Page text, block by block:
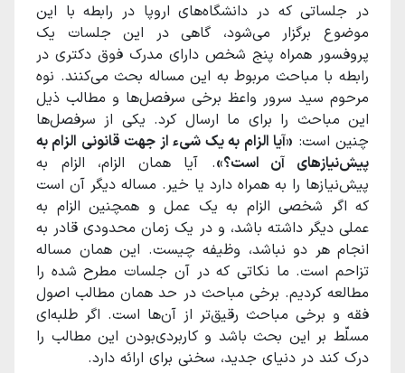
در جلساتی که در دانشگاه‌های اروپا در رابطه با این
موضوع برگزار می‌شود، گاهی در این جلسات یک
پروفسور همراه پنج شخص دارای مدرک فوق دکتری در
رابطه با مباحث مربوط به این مساله بحث می‌کنند. نوه
مرحوم سید سرور واعظ برخی سرفصل‌ها و مطالب ذیل
این مباحث را برای ما ارسال کرد. یکی از سرفصل‌ها
چنین است: «آیا الزام به یک شیء از جهت قانونی الزام به
پیش‌نیازهای آن است؟». آیا همان الزام، الزام به
پیش‌نیازها را به همراه دارد یا خیر. مساله دیگر آن است
که اگر شخصی الزام به یک عمل و همچنین الزام به
عملی دیگر داشته باشد، و در یک زمان محدودی قادر به
انجام هر دو نباشد، وظیفه چیست. این همان مساله
تزاحم است. ما نکاتی که در آن جلسات مطرح شده را
مطالعه کردیم. برخی مباحث در حد همان مطالب اصول
فقه و برخی مباحث رقیق‌تر از آن‌ها است. اگر طلبه‌ای
مسلّط بر این بحث باشد و کاربردی‌بودن این مطالب را
درک کند در دنیای جدید، سخنی برای ارائه دارد.